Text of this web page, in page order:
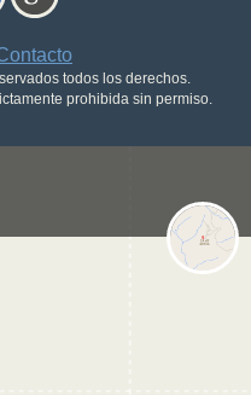
todos los derechos.
prohibida sin permiso.